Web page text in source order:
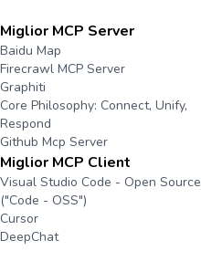
Miglior MCP Server
Baidu Map
Firecrawl MCP Server
Graphiti
Core Philosophy: Connect, Unify,
Respond
Github Mcp Server
Miglior MCP Client
Visual Studio Code - Open Source
("Code - OSS")
Cursor
DeepChat